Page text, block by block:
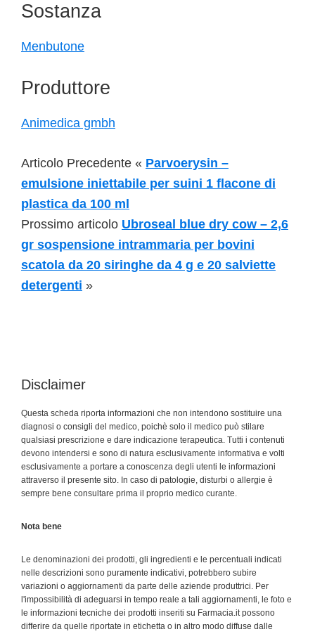
Sostanza
Menbutone
Produttore
Animedica gmbh
Articolo Precedente « Parvoerysin –
emulsione iniettabile per suini 1 flacone di
plastica da 100 ml
Prossimo articolo Ubroseal blue dry cow – 2,6
gr sospensione intrammaria per bovini
scatola da 20 siringhe da 4 g e 20 salviette
detergenti »
Disclaimer
Questa scheda riporta informazioni che non intendono sostituire una
diagnosi o consigli del medico, poichè solo il medico può stilare
qualsiasi prescrizione e dare indicazione terapeutica. Tutti i contenuti
devono intendersi e sono di natura esclusivamente informativa e volti
esclusivamente a portare a conoscenza degli utenti le informazioni
attraverso il presente sito. In caso di patologie, disturbi o allergie è
sempre bene consultare prima il proprio medico curante.
Nota bene
Le denominazioni dei prodotti, gli ingredienti e le percentuali indicati
nelle descrizioni sono puramente indicativi, potrebbero subire
variazioni o aggiornamenti da parte delle aziende produttrici. Per
l'impossibilità di adeguarsi in tempo reale a tali aggiornamenti, le foto e
le informazioni tecniche dei prodotti inseriti su Farmacia.it possono
differire da quelle riportate in etichetta o in altro modo diffuse dalle